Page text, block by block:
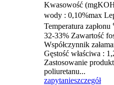
Kwasowość
wody : 0,10%max
Temperatura
32-33% Zawartość
Współczynnik
Gęstość właściwa :
Zastosowanie
poliuretanu...
zapytanieszczegół